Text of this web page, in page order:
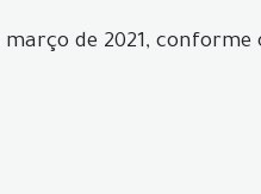
março de 2021,